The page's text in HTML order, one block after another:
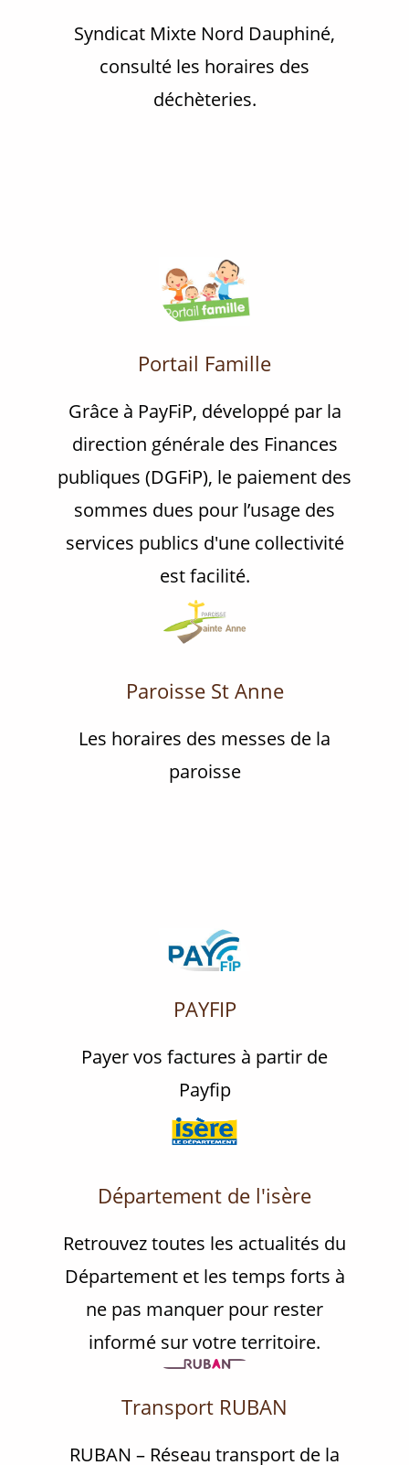
Syndicat Mixte Nord Dauphiné,
consulté les horaires des
déchèteries.
Portail Famille
Grâce à PayFiP, développé par la
direction générale des Finances
publiques (DGFiP), le paiement des
sommes dues pour l’usage des
services publics d'une collectivité
est facilité.
Paroisse St Anne
Les horaires des messes de la
paroisse
PAYFIP
Payer vos factures à partir de
Payfip
Département de l'isère
Retrouvez toutes les actualités du
Département et les temps forts à
ne pas manquer pour rester
informé sur votre territoire.
Transport RUBAN
RUBAN – Réseau transport de la